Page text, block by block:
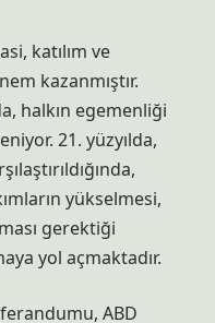
katılım ve
kazanmıştır.
halkın egemenliği
21. yüzyılda,
yükselmesi,
gerektiği
yol açmaktadır.
ABD